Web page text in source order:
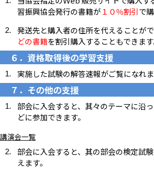
習振興協会発行の書籍が１０％割引で
発送先と購入者の住所を代えることがで
どの書籍を割引購入することもできます
６．資格取得後の学習支援
実施した試験の解答速報がご覧になれま
７．その他の支援
部会に入会すると、其々のテーマに沿
どに参加できます。
講演会一覧
部会に入会すると、其の部会の検定試
えます。